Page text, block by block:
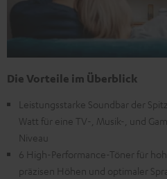
Die Vorteile im Überblick
Leistungsstarke Soundbar der
Watt für eine TV-, Musik-, und
Niveau
6 High-Performance-Töner für
präzisen Höhen und optimaler